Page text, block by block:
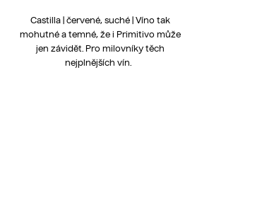
Castilla | červené, suché | Víno tak
mohutné a temné, že i Primitivo může
jen závidět. Pro milovníky těch
nejplnějších vín.